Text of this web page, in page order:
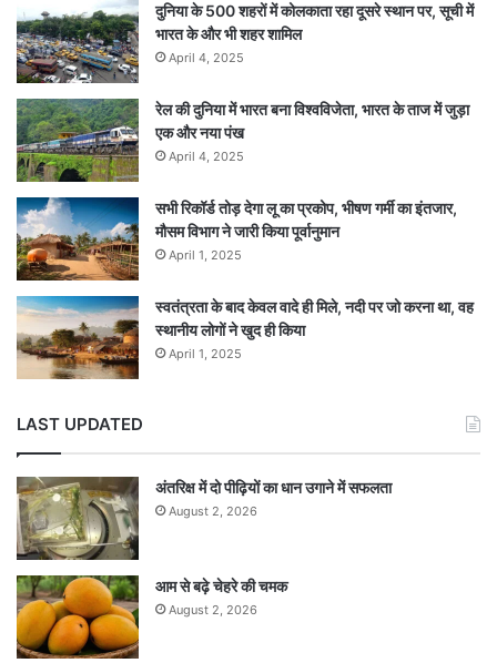
दुनिया के 500 शहरों में कोलकाता रहा दूसरे स्थान पर, सूची में
भारत के और भी शहर शामिल
April 4, 2025
रेल की दुनिया में भारत बना विश्वविजेता, भारत के ताज में जुड़ा
एक और नया पंख
April 4, 2025
सभी रिकॉर्ड तोड़ देगा लू का प्रकोप, भीषण गर्मी का इंतजार,
मौसम विभाग ने जारी किया पूर्वानुमान
April 1, 2025
स्वतंत्रता के बाद केवल वादे ही मिले, नदी पर जो करना था, वह
स्थानीय लोगों ने खुद ही किया
April 1, 2025
LAST UPDATED
अंतरिक्ष में दो पीढ़ियों का धान उगाने में सफलता
August 2, 2026
आम से बढ़े चेहरे की चमक
August 2, 2026